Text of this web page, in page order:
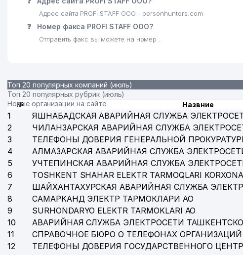
Адрес сайта PROFI STAFF ООО - personhunters.com
❓ Номер факса PROFI STAFF ООО?
Отправить факс вы можете на номер .
Топ 20 популярных компаний (июль)
Топ 20 популярных рубрик (июль)
Новые организации на сайте
№ Назвние
1 ЯШНАБАДСКАЯ АВАРИЙНАЯ СЛУЖБА
2
ЧИЛАНЗАРСКАЯ АВАРИЙНАЯ СЛУЖБА
3
ТЕЛЕФОНЫ ДОВЕРИЯ ГЕНЕРАЛЬНОЙ
4
АЛМАЗАРСКАЯ АВАРИЙНАЯ СЛУЖБА
5
УЧТЕПИНСКАЯ АВАРИЙНАЯ СЛУЖБА
6
TOSHKENT SHAHAR ELEKTR TARMOQLARI
7
ШАЙХАНТАХУРСКАЯ АВАРИЙНАЯ СЛУЖБА
8
САМАРКАНД ЭЛЕКТР ТАРМОКЛАРИ АО
9
SURHONDARYO ELEKTR TARMOKLARI АО
10
АВАРИЙНАЯ СЛУЖБА ЭЛЕКТРОСЕТИ
11
СПРАВОЧНОЕ БЮРО О ТЕЛЕФОНАХ ОРГАНИЗАЦИЙ
12
ТЕЛЕФОНЫ ДОВЕРИЯ ГОСУДАРСТВЕННОГО